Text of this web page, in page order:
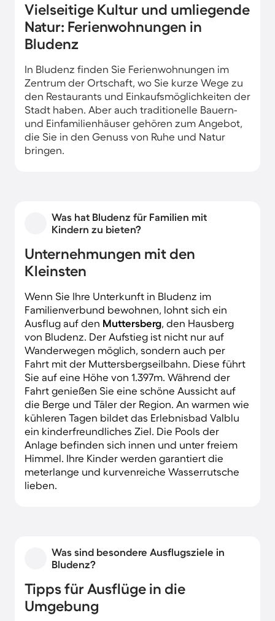
Vielseitige Kultur und umliegende
Natur: Ferienwohnungen in
Bludenz
In Bludenz finden Sie Ferienwohnungen im
Zentrum der Ortschaft, wo Sie kurze Wege zu
den Restaurants und Einkaufsmöglichkeiten der
Stadt haben. Aber auch traditionelle Bauern-
und Einfamilienhäuser gehören zum Angebot,
die Sie in den Genuss von Ruhe und Natur
bringen.
Was hat Bludenz für Familien mit
Kindern zu bieten?
Unternehmungen mit den
Kleinsten
Wenn Sie Ihre Unterkunft in Bludenz im
Familienverbund bewohnen, lohnt sich ein
Ausflug auf den Muttersberg, den Hausberg
von Bludenz. Der Aufstieg ist nicht nur auf
Wanderwegen möglich, sondern auch per
Fahrt mit der Muttersbergseilbahn. Diese führt
Sie auf eine Höhe von 1.397m. Während der
Fahrt genießen Sie eine schöne Aussicht auf
die Berge und Täler der Region. An warmen wie
kühleren Tagen bildet das Erlebnisbad Valblu
ein kinderfreundliches Ziel. Die Pools der
Anlage befinden sich innen und unter freiem
Himmel. Ihre Kinder werden garantiert die
meterlange und kurvenreiche Wasserrutsche
lieben.
Was sind besondere Ausflugsziele in
Bludenz?
Tipps für Ausflüge in die
Umgebung